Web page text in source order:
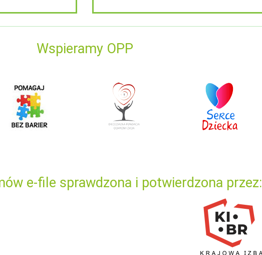
Wspieramy OPP
e-file sprawdzona i potwierdzona przez: